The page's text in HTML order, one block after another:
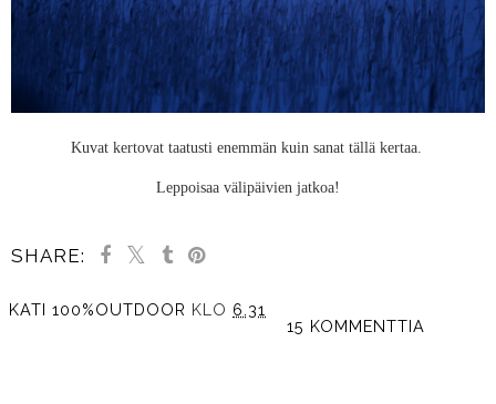
Kuvat kertovat taatusti enemmän kuin sanat tällä kertaa.
Leppoisaa välipäivien jatkoa!
SHARE:
KATI 100%OUTDOOR KLO 6.31
15 KOMMENTTIA